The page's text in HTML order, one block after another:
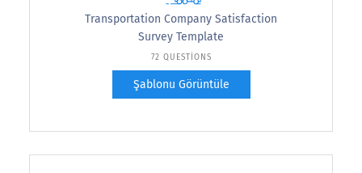
Transportation Company Satisfaction
Survey Template
72 QUESTIONS
Şablonu Görüntüle